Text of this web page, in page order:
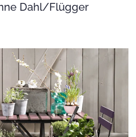
Dahl/Flügger